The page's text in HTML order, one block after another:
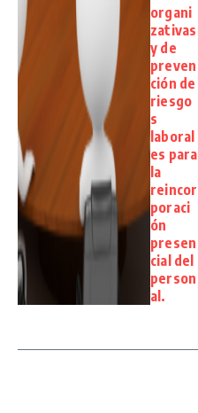
organi
zativas
y de
preven
ción de
riesgo
s
laboral
es para
la
reincor
poraci
ón
presen
cial del
person
al.